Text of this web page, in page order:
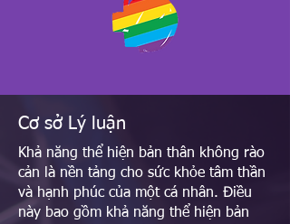
Cơ sở Lý luận
Khả năng thể hiện bản thân không rào
cản là nền tảng cho sức khỏe tâm thần
và hạnh phúc của một cá nhân. Điều
này bao gồm khả năng thể hiện bản